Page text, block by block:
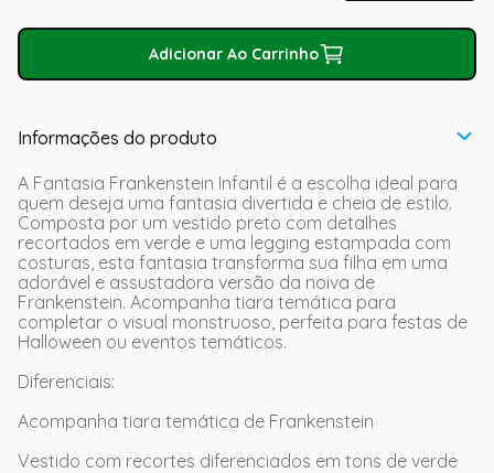
Adicionar Ao Carrinho
Informações do produto
A Fantasia Frankenstein Infantil é a escolha ideal para
quem deseja uma fantasia divertida e cheia de estilo.
Composta por um vestido preto com detalhes
recortados em verde e uma legging estampada com
costuras, esta fantasia transforma sua filha em uma
adorável e assustadora versão da noiva de
Frankenstein. Acompanha tiara temática para
completar o visual monstruoso, perfeita para festas de
Halloween ou eventos temáticos.
Diferenciais:
Acompanha tiara temática de Frankenstein
Vestido com recortes diferenciados em tons de verde